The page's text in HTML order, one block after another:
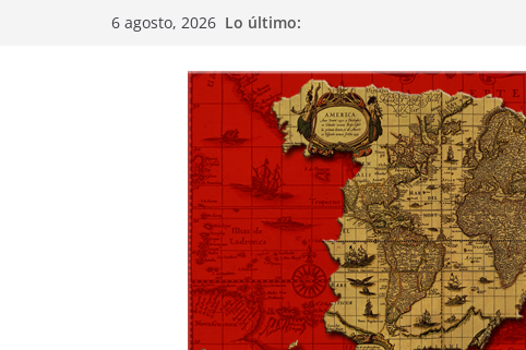
6 agosto, 2026 Lo último: